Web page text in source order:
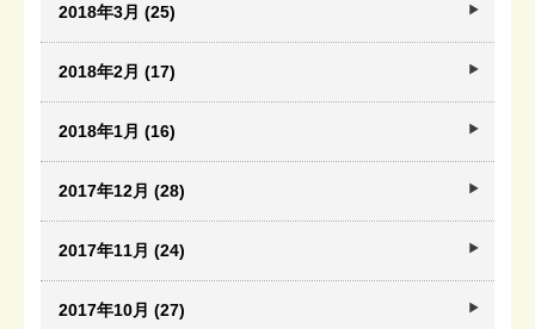
2018年3月 (25)
2018年2月 (17)
2018年1月 (16)
2017年12月 (28)
2017年11月 (24)
2017年10月 (27)